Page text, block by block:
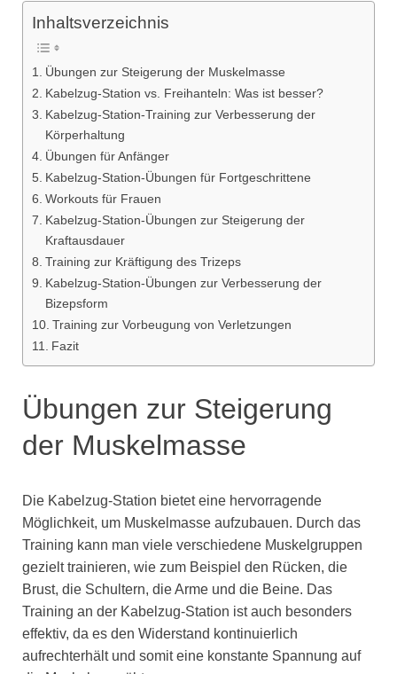
Inhaltsverzeichnis
Übungen zur Steigerung der Muskelmasse
Kabelzug-Station vs. Freihanteln: Was ist besser?
Kabelzug-Station-Training zur Verbesserung der
Körperhaltung
Übungen für Anfänger
Kabelzug-Station-Übungen für Fortgeschrittene
Workouts für Frauen
Kabelzug-Station-Übungen zur Steigerung der
Kraftausdauer
Training zur Kräftigung des Trizeps
Kabelzug-Station-Übungen zur Verbesserung der
Bizepsform
Training zur Vorbeugung von Verletzungen
Fazit
Übungen zur Steigerung
der Muskelmasse
Die Kabelzug-Station bietet eine hervorragende
Möglichkeit, um Muskelmasse aufzubauen. Durch das
Training kann man viele verschiedene Muskelgruppen
gezielt trainieren, wie zum Beispiel den Rücken, die
Brust, die Schultern, die Arme und die Beine. Das
Training an der Kabelzug-Station ist auch besonders
effektiv, da es den Widerstand kontinuierlich
aufrechterhält und somit eine konstante Spannung auf